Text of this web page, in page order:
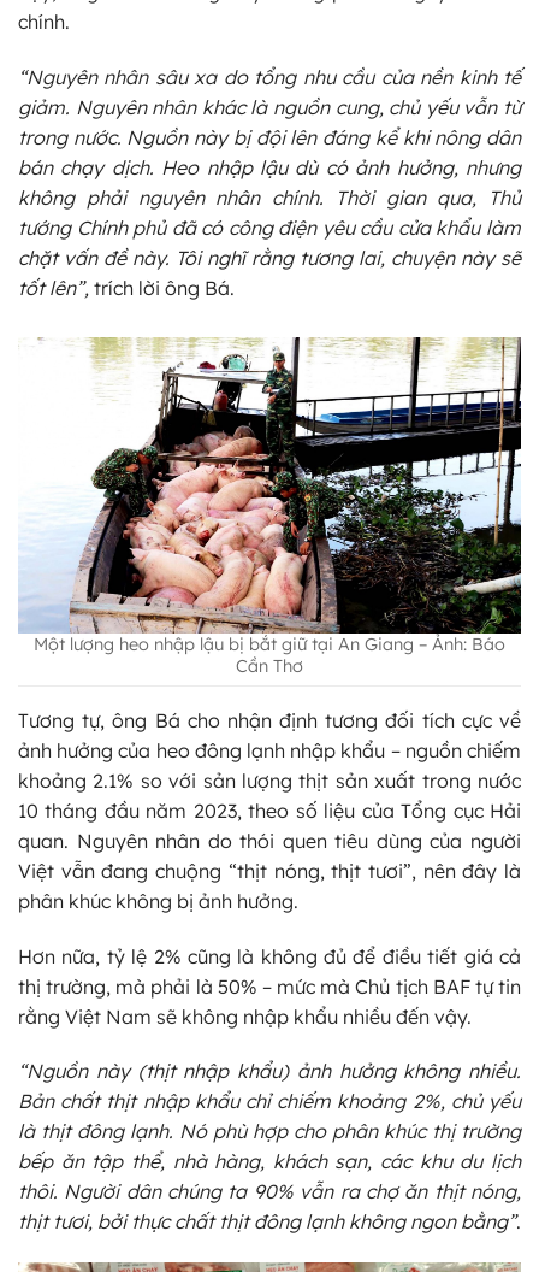
chính.
“Nguyên nhân sâu xa do tổng nhu cầu của nền kinh tế
giảm. Nguyên nhân khác là nguồn cung, chủ yếu vẫn từ
trong nước. Nguồn này bị đội lên đáng kể khi nông dân
bán chạy dịch. Heo nhập lậu dù có ảnh hưởng, nhưng
không phải nguyên nhân chính. Thời gian qua, Thủ
tướng Chính phủ đã có công điện yêu cầu cửa khẩu làm
chặt vấn đề này. Tôi nghĩ rằng tương lai, chuyện này sẽ
tốt lên”, trích lời ông Bá.
Một lượng heo nhập lậu bị bắt giữ tại An Giang – Ảnh: Báo
Cần Thơ
Tương tự, ông Bá cho nhận định tương đối tích cực về
ảnh hưởng của heo đông lạnh nhập khẩu – nguồn chiếm
khoảng 2.1% so với sản lượng thịt sản xuất trong nước
10 tháng đầu năm 2023, theo số liệu của Tổng cục Hải
quan. Nguyên nhân do thói quen tiêu dùng của người
Việt vẫn đang chuộng “thịt nóng, thịt tươi”, nên đây là
phân khúc không bị ảnh hưởng.
Hơn nữa, tỷ lệ 2% cũng là không đủ để điều tiết giá cả
thị trường, mà phải là 50% – mức mà Chủ tịch BAF tự tin
rằng Việt Nam sẽ không nhập khẩu nhiều đến vậy.
“Nguồn này (thịt nhập khẩu) ảnh hưởng không nhiều.
Bản chất thịt nhập khẩu chỉ chiếm khoảng 2%, chủ yếu
là thịt đông lạnh. Nó phù hợp cho phân khúc thị trường
bếp ăn tập thể, nhà hàng, khách sạn, các khu du lịch
thôi. Người dân chúng ta 90% vẫn ra chợ ăn thịt nóng,
thịt tươi, bởi thực chất thịt đông lạnh không ngon bằng”.